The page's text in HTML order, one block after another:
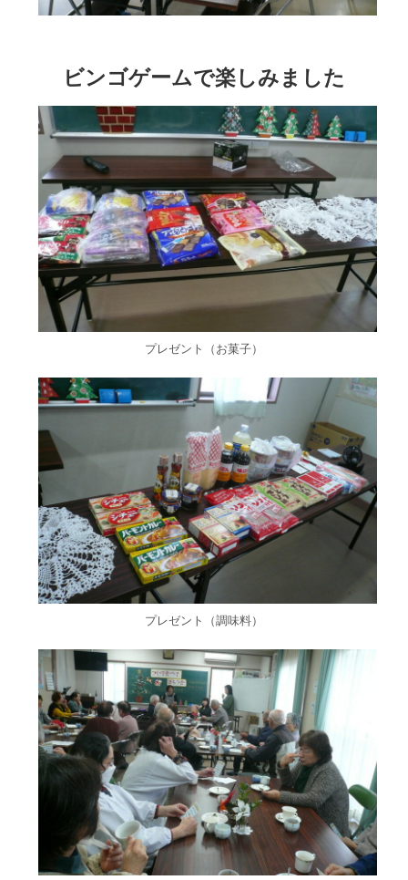
ビンゴゲームで楽しみました
プレゼント（お菓子）
プレゼント（調味料）